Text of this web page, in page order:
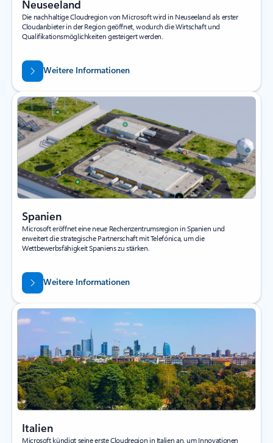
Neuseeland
Die nachhaltige Cloudregion von Microsoft wird in Neuseeland als erster
Cloudanbieter in der Region geöffnet, wodurch die Wirtschaft und
Qualifikationsmöglichkeiten gesteigert werden.
Weitere Informationen
Spanien
Microsoft eröffnet eine neue Rechenzentrumsregion in Spanien und
erweitert die strategische Partnerschaft mit Telefónica, um die
Wettbewerbsfähigkeit Spaniens zu stärken.
Weitere Informationen
Italien
Microsoft kündigt seine erste Cloudregion in Italien an, um Innovationen